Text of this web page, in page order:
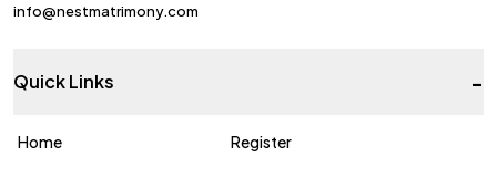
info@nestmatrimony.com
Quick Links -
Home Register